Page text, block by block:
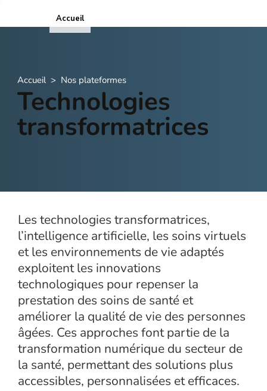
Accueil
Accueil > Nos plateformes
Technologies
transformatrices
Les technologies transformatrices,
l’intelligence artificielle, les soins virtuels
et les environnements de vie adaptés
exploitent les innovations
technologiques pour repenser la
prestation des soins de santé et
améliorer la qualité de vie des personnes
âgées. Ces approches font partie de la
transformation numérique du secteur de
la santé, permettant des solutions plus
accessibles, personnalisées et efficaces.